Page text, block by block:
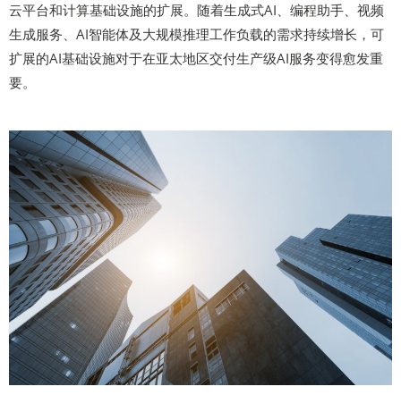
云平台和计算基础设施的扩展。随着生成式AI、编程助手、视频
生成服务、AI智能体及大规模推理工作负载的需求持续增长，可
扩展的AI基础设施对于在亚太地区交付生产级AI服务变得愈发重
要。